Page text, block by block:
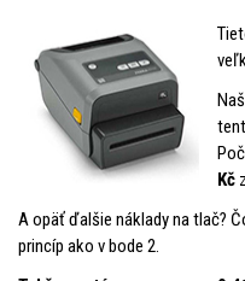
Kč
A opäť ďalšie náklady na tlač?
princíp ako v bode 2.